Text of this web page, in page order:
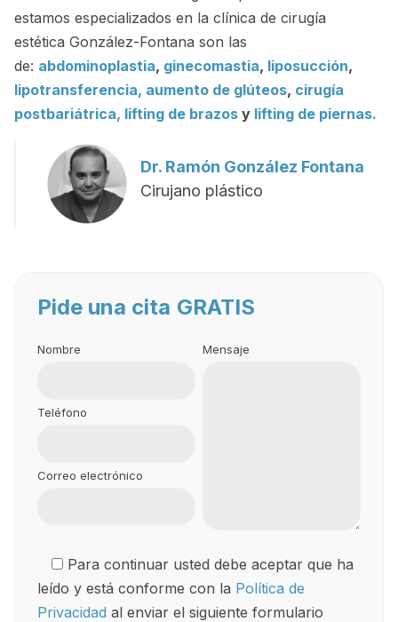
estamos especializados en la clínica de cirugía
estética González-Fontana son las
de: abdominoplastia, ginecomastia, liposucción,
lipotransferencia, aumento de glúteos, cirugía
postbariátrica, lifting de brazos y lifting de piernas.
Dr. Ramón González Fontana
Cirujano plástico
Pide una cita GRATIS
Nombre
Teléfono
Correo electrónico
Mensaje
Para continuar usted debe aceptar que ha
leído y está conforme con la Política de
Privacidad al enviar el siguiente formulario